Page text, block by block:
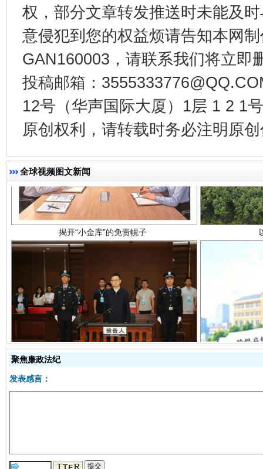
权，部分文章转发推送时未能及
意侵犯到您的权益烦请告知本网
GAN160003，请联系我们将立即
投稿邮箱：
12号（华声国际大厦）1层 1 2 1
原创权利，请转载时务必注明原
全球视频图文新闻
千年窑火 生生不息 一
揭开“小金库”的免责幌子
受贿1.44亿！段成刚被判无期 从幼
聚焦廉政法纪
发表感言：